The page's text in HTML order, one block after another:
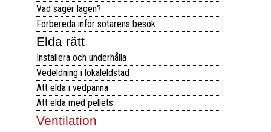
Läckagemätning
Eldstadsbesiktning
Dokumenterat inomhusklimat
Boka möte
Karriär
Vad säger lagen?
Förbereda inför sotarens besök
Elda rätt
Installera och underhålla
Vedeldning i lokaleldstad
Att elda i vedpanna
Att elda med pellets
Ventilation